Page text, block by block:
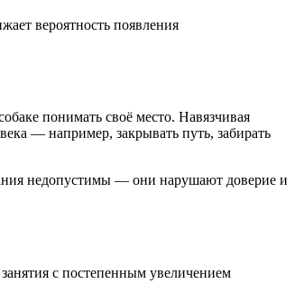
вероятность появления
понимать своё место. Навязчивая
— например, закрывать путь, забирать
недопустимы — они нарушают доверие и
с постепенным увеличением